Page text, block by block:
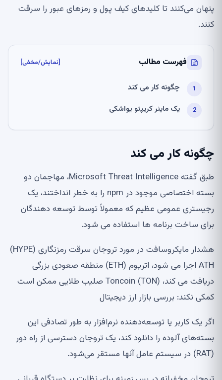
پنهان می‌کنند تا کلیدهای کیف پول و رمزهای عبور را سرقت
کنند.
فهرست مطالب [نمایش/مخفی]
چگونه کار می کند
یک ماینر کریپتو یواشکی
چگونه کار می کند
طبق گفته Microsoft Threat Intelligence، مهاجمان دو
بسته اختصاصی موجود در npm را به خطر انداختند، یک
رجیستری عمومی عظیم که معمولاً توسط توسعه دهندگان
برای ساخت برنامه ها استفاده می شود.
هشدار مایکروسافت در مورد تروجان سرقت رمزنگاری (HYPE)
ATH اجرا می شود، اتریوم (ETH) منطقه صعودی بزرگی
دریافت می کند، Toncoin (TON) صلیب طلایی ممکن است
کمکی نکند: بررسی بازار ارز دیجیتال
اگر یک کاربر یا توسعه‌دهنده نرم‌افزار به طور تصادفی این
بسته‌های آلوده را دانلود کند، یک تروجان دسترسی از راه دور
(RAT) در سیستم عامل آنها مستقر می‌شود.